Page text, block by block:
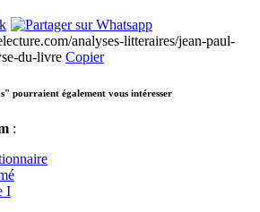
analyses-litteraires/jean-paul-
du-livre Copier
pourraient également vous intéresser
:
I